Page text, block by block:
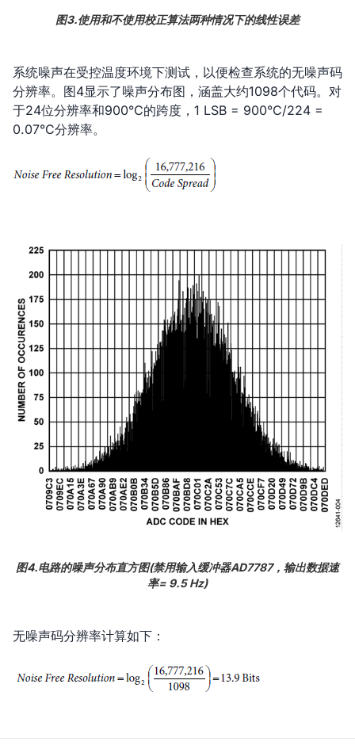
图3.使用和不使用校正算法两种情况下的线性误差
系统噪声在受控温度环境下测试，以便检查系统的无噪声码
分辨率。图4显示了噪声分布图，涵盖大约1098个代码。对
于24位分辨率和900°C的跨度，1 LSB = 900°C/224 =
0.07°C分辨率。
图4.电路的噪声分布直方图(禁用输入缓冲器AD7787，输出数据速
率= 9.5 Hz)
无噪声码分辨率计算如下：